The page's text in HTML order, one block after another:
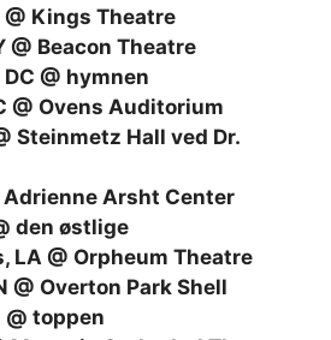
@ Kings Theatre
@ Beacon Theatre
@ hymnen
@ Ovens Auditorium
Steinmetz Hall ved Dr.
Adrienne Arsht Center
den østlige
LA @ Orpheum Theatre
@ Overton Park Shell
@ toppen